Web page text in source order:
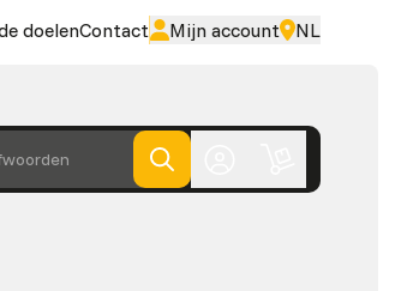
doelenContact Mijn account NL